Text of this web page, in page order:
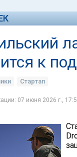
к
Стартап
07 июня 2026 г.,